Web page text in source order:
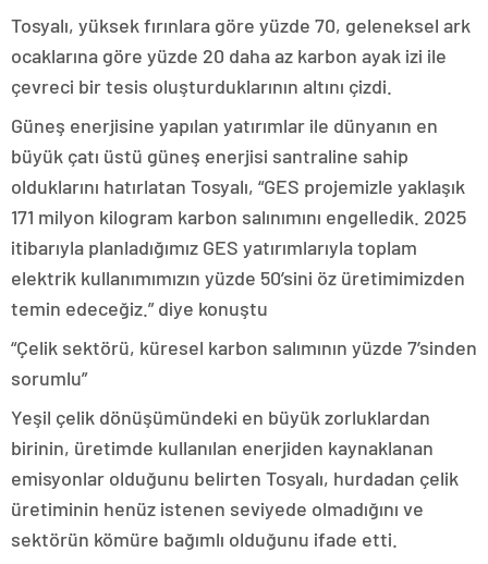
Tosyalı, yüksek fırınlara göre yüzde 70, geleneksel ark
ocaklarına göre yüzde 20 daha az karbon ayak izi ile
çevreci bir tesis oluşturduklarının altını çizdi.
Güneş enerjisine yapılan yatırımlar ile dünyanın en
büyük çatı üstü güneş enerjisi santraline sahip
olduklarını hatırlatan Tosyalı, “GES projemizle yaklaşık
171 milyon kilogram karbon salınımını engelledik. 2025
itibarıyla planladığımız GES yatırımlarıyla toplam
elektrik kullanımımızın yüzde 50’sini öz üretimimizden
temin edeceğiz.” diye konuştu
“Çelik sektörü, küresel karbon salımının yüzde 7’sinden
sorumlu”
Yeşil çelik dönüşümündeki en büyük zorluklardan
birinin, üretimde kullanılan enerjiden kaynaklanan
emisyonlar olduğunu belirten Tosyalı, hurdadan çelik
üretiminin henüz istenen seviyede olmadığını ve
sektörün kömüre bağımlı olduğunu ifade etti.